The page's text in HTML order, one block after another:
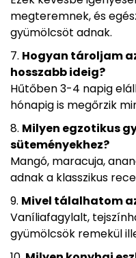
megteremnek, és
gyümölcsöt adnak.
Hogyan tároljam
hosszabb ideig?
Hűtőben 3-4 napig
hónapig is megőrzik
Milyen egzotikus
süteményekhez?
Mangó, maracuja,
adnak a klasszikus
Mivel tálalhatom
Vaníliafagylalt,
gyümölcsök remekül